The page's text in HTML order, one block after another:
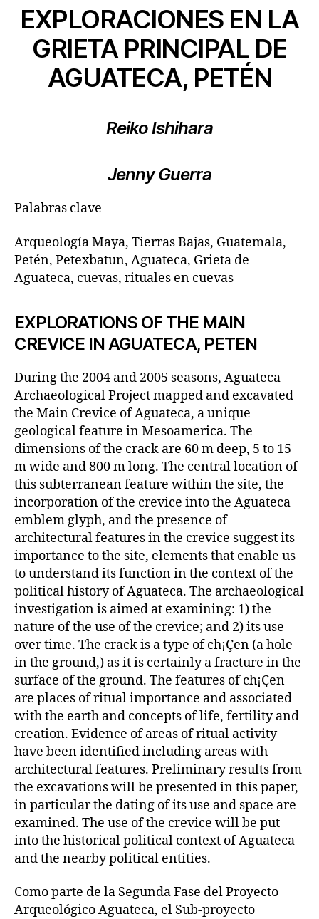
EXPLORACIONES EN LA
GRIETA PRINCIPAL DE
AGUATECA, PETÉN
Reiko Ishihara
Jenny Guerra
Palabras clave
Arqueología Maya, Tierras Bajas, Guatemala,
Petén, Petexbatun, Aguateca, Grieta de
Aguateca, cuevas, rituales en cuevas
EXPLORATIONS OF THE MAIN
CREVICE IN AGUATECA, PETEN
During the 2004 and 2005 seasons, Aguateca
Archaeological Project mapped and excavated
the Main Crevice of Aguateca, a unique
geological feature in Mesoamerica. The
dimensions of the crack are 60 m deep, 5 to 15
m wide and 800 m long. The central location of
this subterranean feature within the site, the
incorporation of the crevice into the Aguateca
emblem glyph, and the presence of
architectural features in the crevice suggest its
importance to the site, elements that enable us
to understand its function in the context of the
political history of Aguateca. The archaeological
investigation is aimed at examining: 1) the
nature of the use of the crevice; and 2) its use
over time. The crack is a type of ch¡Çen (a hole
in the ground,) as it is certainly a fracture in the
surface of the ground. The features of ch¡Çen
are places of ritual importance and associated
with the earth and concepts of life, fertility and
creation. Evidence of areas of ritual activity
have been identified including areas with
architectural features. Preliminary results from
the excavations will be presented in this paper,
in particular the dating of its use and space are
examined. The use of the crevice will be put
into the historical political context of Aguateca
and the nearby political entities.
Como parte de la Segunda Fase del Proyecto
Arqueológico Aguateca, el Sub-proyecto